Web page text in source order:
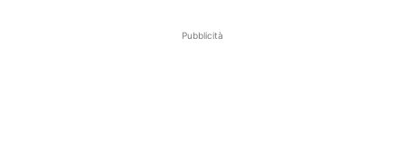
Pubblicità